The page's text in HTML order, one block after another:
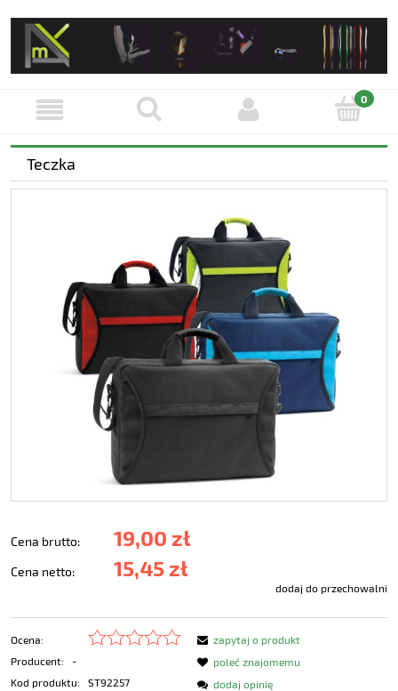
Teczka
Cena brutto: 19,00 zł
Cena netto: 15,45 zł
dodaj do przechowalni
Ocena:
Producent:
-
Kod produktu:
ST92257
zapytaj o produkt
poleć znajomemu
dodaj opinię